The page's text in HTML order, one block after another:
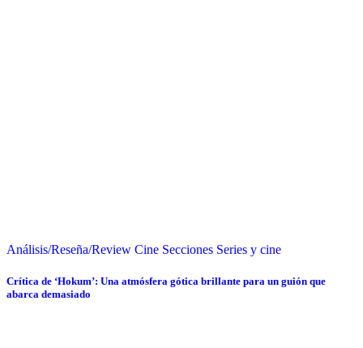
Análisis/Reseña/Review Cine Secciones Series y cine
Crítica de ‘Hokum’: Una atmósfera gótica brillante para un guión que
abarca demasiado